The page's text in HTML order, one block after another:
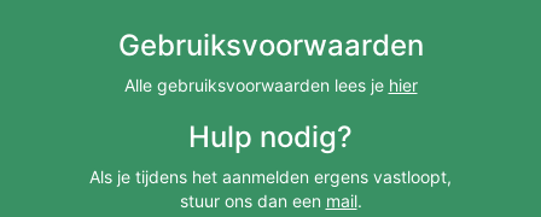
Gebruiksvoorwaarden
Alle gebruiksvoorwaarden lees je hier
Hulp nodig?
Als je tijdens het aanmelden ergens vastloopt,
stuur ons dan een mail.